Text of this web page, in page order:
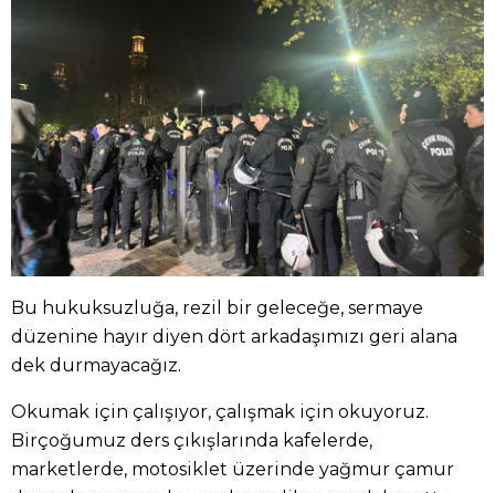
Bu hukuksuzluğa, rezil bir geleceğe, sermaye
düzenine hayır diyen dört arkadaşımızı geri alana
dek durmayacağız.
Okumak için çalışıyor, çalışmak için okuyoruz.
Birçoğumuz ders çıkışlarında kafelerde,
marketlerde, motosiklet üzerinde yağmur çamur